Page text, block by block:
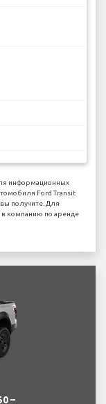
информационных
Ford Transit
получите. Для
компанию по аренде
–